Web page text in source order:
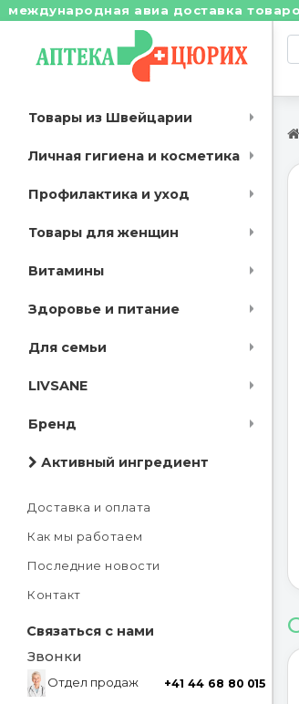
авиа доставка товаров
Товары из Швейцарии
Личная гигиена и косметика
Профилактика и уход
Товары для женщин
Витамины
Здоровье и питание
Для семьи
LIVSANE
Бренд
Активный ингредиент
Доставка и оплата
Как мы работаем
Последние новости
Контакт
Связаться с нами
Звонки
Отдел продаж +41 44 68 80 015